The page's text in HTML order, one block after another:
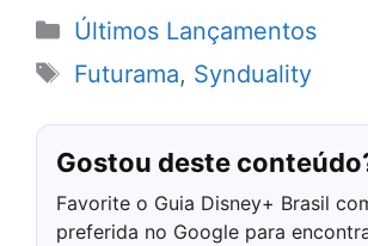
Categorias
Últimos Lançamentos
Tags
Futurama, Synduality
Gostou deste
Favorite o Guia Disney+ Brasil
preferida no Google para